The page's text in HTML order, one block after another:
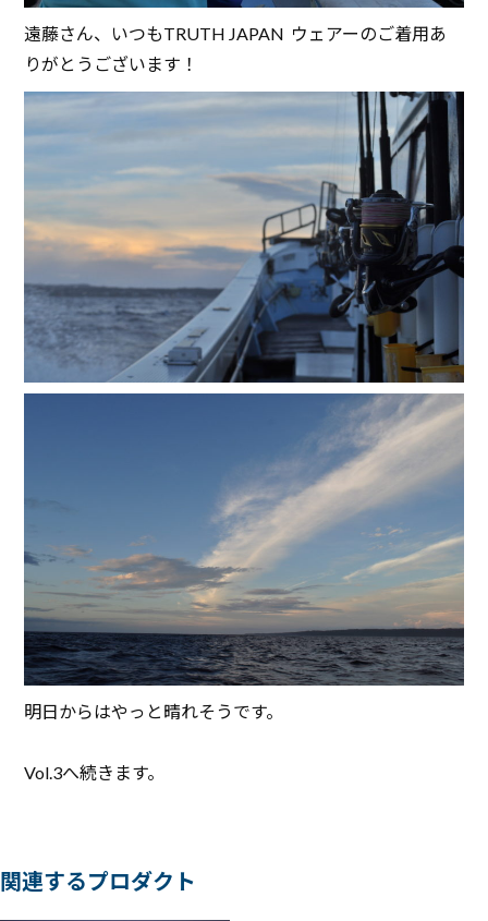
遠藤さん、いつもTRUTH JAPAN ウェアーのご着用あ
りがとうございます！
明日からはやっと晴れそうです。
Vol.3へ続きます。
関連するプロダクト